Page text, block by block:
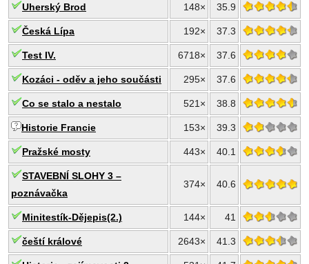
Uherský Brod 148× 35.9
Česká Lípa 192× 37.3
Test IV. 6718× 37.6
Kozáci - oděv a jeho součásti 295× 37.6
Co se stalo a nestalo 521× 38.8
Historie Francie 153× 39.3
Pražské mosty 443× 40.1
STAVEBNÍ SLOHY 3 –
poznávačka
374× 40.6
Minitestík-Dějepis(2.) 144× 41
čeští králové 2643× 41.3